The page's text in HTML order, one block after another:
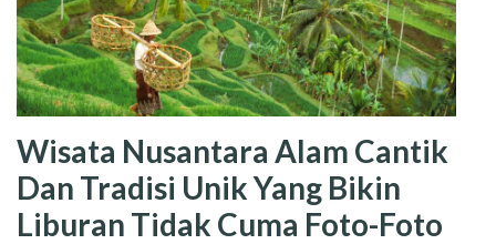
Wisata Nusantara Alam Cantik
Dan Tradisi Unik Yang Bikin
Liburan Tidak Cuma Foto-Foto